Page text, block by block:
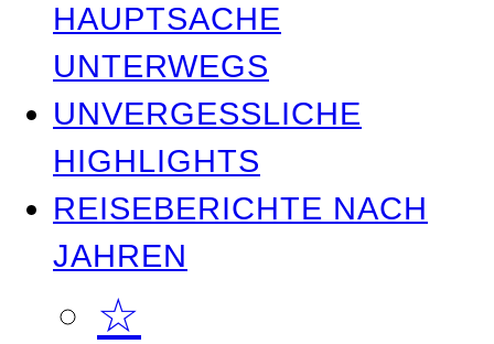
HAUPTSACHE
UNTERWEGS
UNVERGESSLICHE
HIGHLIGHTS
REISEBERICHTE NACH
JAHREN
☆